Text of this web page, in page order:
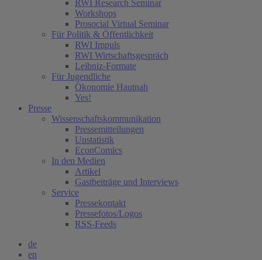
RWI Research Seminar
Workshops
Prosocial Virtual Seminar
Für Politik & Öffentlichkeit
RWI Impuls
RWI Wirtschaftsgespräch
Leibniz-Formate
Für Jugendliche
Ökonomie Hautnah
Yes!
Presse
Wissenschaftskommunikation
Pressemitteilungen
Unstatistik
EconComics
In den Medien
Artikel
Gastbeiträge und Interviews
Service
Pressekontakt
Pressefotos/Logos
RSS-Feeds
de
en